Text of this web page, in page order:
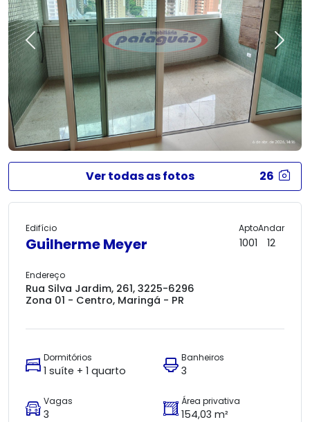
Previous Next
Ver todas as fotos 26
Edifício
Guilherme Meyer
Apto
1001
Andar
12
Endereço
Rua Silva Jardim, 261, 3225-6296
Zona 01 - Centro, Maringá - PR
Dormitórios
1 suíte + 1 quarto
Banheiros
3
Vagas
3
Área privativa
154,03 m²